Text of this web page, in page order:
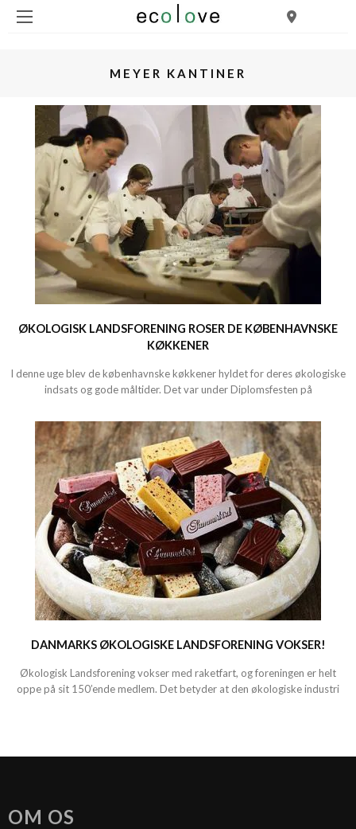
MEYER KANTINER
ØKOLOGISK LANDSFORENING ROSER DE KØBENHAVNSKE
KØKKENER
I denne uge blev de københavnske køkkener hyldet for deres økologiske
indsats og gode måltider. Det var under Diplomsfesten på
DANMARKS ØKOLOGISKE LANDSFORENING VOKSER!
Økologisk Landsforening vokser med raketfart, og foreningen er helt
oppe på sit 150’ende medlem. Det betyder at den økologiske industri
OM OS